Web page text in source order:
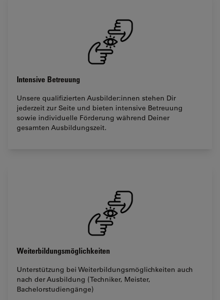
Intensive Betreuung
Unsere qualifizierten Ausbilder:innen stehen Dir
jederzeit zur Seite und bieten intensive Betreuung
sowie individuelle Förderung während Deiner
gesamten Ausbildungszeit.
Weiterbildungsmöglichkeiten
Unterstützung bei Weiterbildungsmöglichkeiten auch
nach der Ausbildung (Techniker, Meister,
Bachelorstudiengänge)